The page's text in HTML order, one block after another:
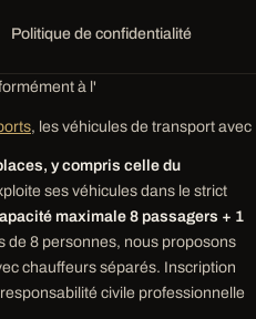
Politique de confidentialité
à l'
, les véhicules de transport avec
y compris celle du
ses véhicules dans le strict
maximale 8 passagers + 1
de 8 personnes, nous proposons
chauffeurs séparés. Inscription
civile professionnelle